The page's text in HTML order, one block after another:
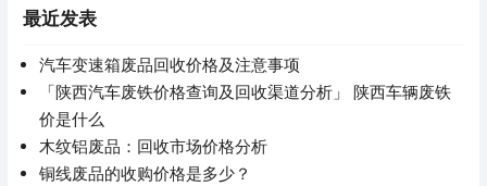
最近发表
汽车变速箱废品回收价格及注意事项
「陕西汽车废铁价格查询及回收渠道分析」 陕西车辆废铁
价是什么
木纹铝废品：回收市场价格分析
铜线废品的收购价格是多少？